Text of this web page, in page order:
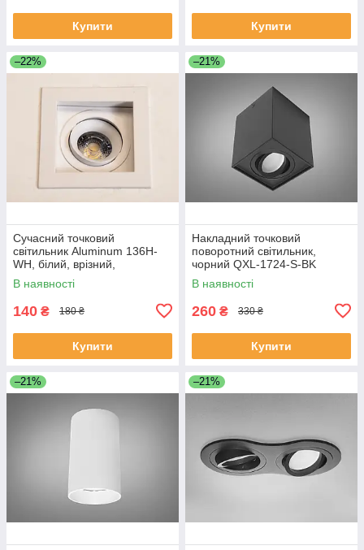
Купити Купити
–22%
Сучасний точковий
світильник Aluminum 136H-
WH, білий, врізний,
поворотний 136H-WH
В наявності
140 ₴ 180 ₴
Купити
–21%
Накладний точковий
поворотний світильник,
чорний QXL-1724-S-BK
В наявності
260 ₴ 330 ₴
Купити
–21% –21%